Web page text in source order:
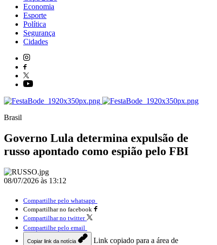
Economia
Esporte
Política
Segurança
Cidades
Brasil
Governo Lula determina expulsão de
russo apontado como espião pelo FBI
08/07/2026 às 13:12
Compartilhe pelo whatsapp
Compartilhar no facebook
Compartilhar no twitter
Compartilhe pelo email
Copiar link da notícia
Link copiado para a área de